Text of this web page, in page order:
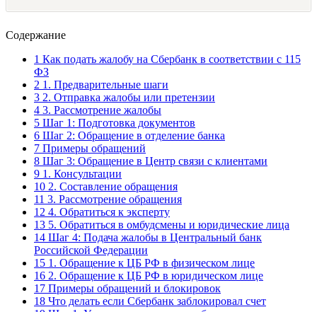
Содержание
1 Как подать жалобу на Сбербанк в соответствии с 115
ФЗ
2 1. Предварительные шаги
3 2. Отправка жалобы или претензии
4 3. Рассмотрение жалобы
5 Шаг 1: Подготовка документов
6 Шаг 2: Обращение в отделение банка
7 Примеры обращений
8 Шаг 3: Обращение в Центр связи с клиентами
9 1. Консультации
10 2. Составление обращения
11 3. Рассмотрение обращения
12 4. Обратиться к эксперту
13 5. Обратиться в омбудсмены и юридические лица
14 Шаг 4: Подача жалобы в Центральный банк
Российской Федерации
15 1. Обращение к ЦБ РФ в физическом лице
16 2. Обращение к ЦБ РФ в юридическом лице
17 Примеры обращений и блокировок
18 Что делать если Сбербанк заблокировал счет